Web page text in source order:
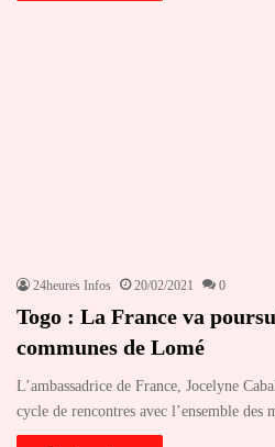
24heures Infos 20/02/2021 0
Togo : La France va
communes de Lomé
L’ambassadrice de France, Jocelyne
cycle de rencontres avec l’ensemble des